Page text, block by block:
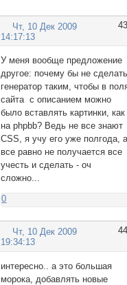
43
Чт, 10 Дек 2009
14:17:13
У меня вообще предложение
другое: почему бы не
генератор таким, чтобы в
сайта с описанием можно
было вставлять картинки, как
на phpbb? Ведь не все знают
CSS, я учу его уже полгода,
все равно не получается все
учесть и сделать - оч
сложно...
0
44
Чт, 10 Дек 2009
19:34:13
интересно.. а это большая
морока, добавлять новые